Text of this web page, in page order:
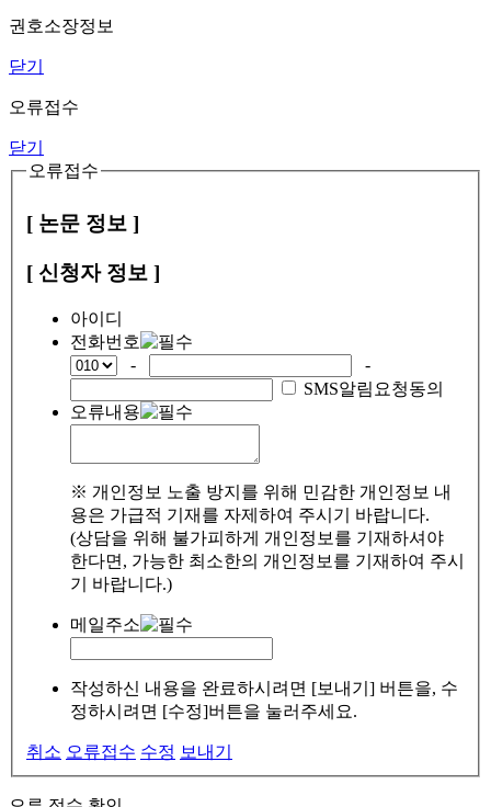
권호소장정보
닫기
오류접수
닫기
오류접수
[ 논문 정보 ]
[ 신청자 정보 ]
아이디
전화번호
-
-
SMS알림요청동의
오류내용
※ 개인정보 노출 방지를 위해 민감한 개인정보 내
용은 가급적 기재를 자제하여 주시기 바랍니다.
(상담을 위해 불가피하게 개인정보를 기재하셔야
한다면, 가능한 최소한의 개인정보를 기재하여 주시
기 바랍니다.)
메일주소
작성하신 내용을 완료하시려면 [보내기] 버튼을, 수
정하시려면 [수정]버튼을 눌러주세요.
취소 오류접수 수정 보내기